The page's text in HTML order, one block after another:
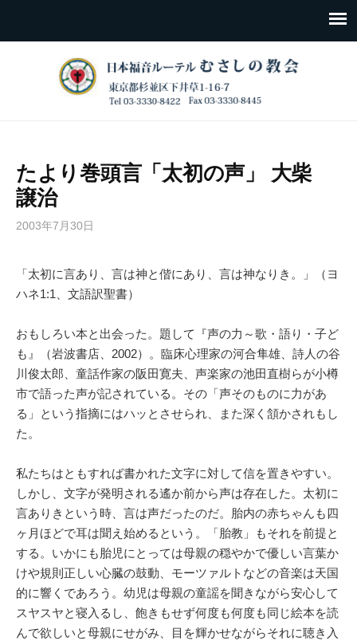
たより巻頭言「太初の声」 大柴
譲治
2003年7月30日
「太初に言あり、言は神と偕にあり、言は神なりき。」（ヨ
ハネ1:1、文語訳聖書）
おもしろい本と出会った。題して『声の力～歌・語り・子ど
も』（岩波書店、2002）。臨床心理家の河合隼雄、詩人の谷
川俊太郎、童話作家の阪田寛夫、声楽家の池田直樹らが小樽
市で語った声が記されている。その「声そのものに力があ
る」という指摘にはハッとさせられ、また深く頷かされもし
た。
私たちはともすれば書かれた文字に対して信を置きやすい。
しかし、文字が発明される遙か前から声は存在した。太初に
言ありきという時、言は声だったのだ。胎内の赤ちゃんも四
ヶ月ほどで耳は聞え始めるという。「胎教」もそれを前提と
する。いかにも胎児にとっては母親の穏やかで優しい言葉か
けや規則正しい心臓の鼓動、モーツァルトなどの音楽は天国
的に響くであろう。幼児は母親の童謡を聞きながら安心して
スヤスヤと寝入るし、飽きもせず何度も何度も同じ絵本を読
んで欲しいと母親にせがみ、目を輝かせながらそれに聴き入